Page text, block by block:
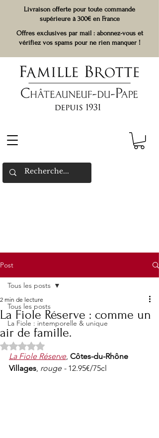
Livraison offerte pour toute commande
supérieure à 300€ en France
Offres exclusives par mail : abonnez-vous et
vérifiez vos spams pour ne rien manquer !
Post
Tous les posts
La Fiole : intemporelle & unique
Tous les posts
La Fiole Réserve : comme un
air de famille.
2 min de lecture
Noté NaN étoiles sur 5.
La Fiole Réserve, Côtes-du-Rhône
Villages, rouge - 12.95€/75cl